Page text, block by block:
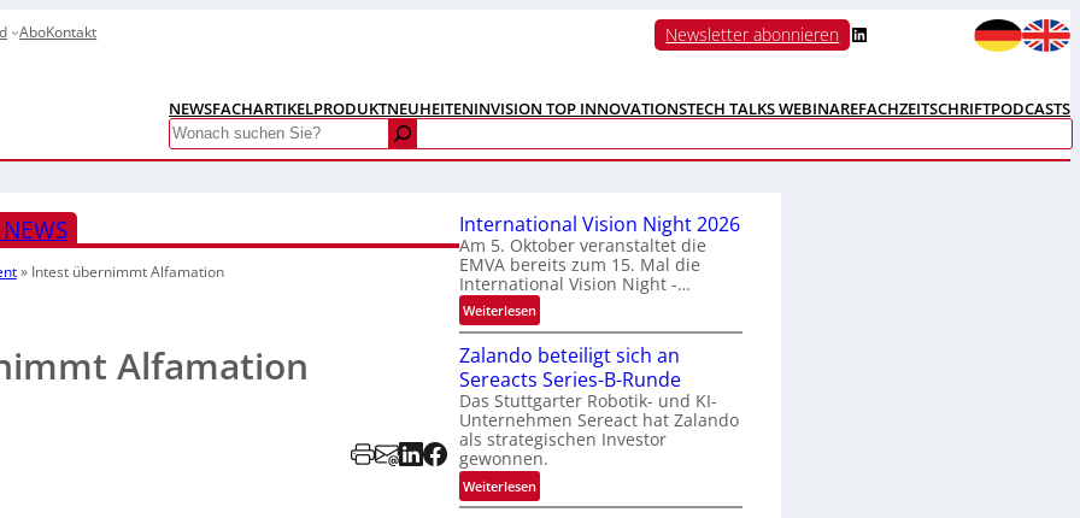
AboKontakt Newsletter abonnieren LinkedIn
NEWSFACHARTIKELPRODUKTNEUHEITENINVISION TOP INNOVATIONSTECH TALKS WEBINAREFACHZEITSCHRIFTPODCASTS
Search
» Intest übernimmt Alfamation
Alfamation
International Vision Night 2026
Am 5. Oktober veranstaltet die
EMVA bereits zum 15. Mal die
International Vision Night -…
Weiterlesen:
I
n
t
e
r
n
a
t
Zalando beteiligt sich an
Sereacts Series-B-Runde
Das Stuttgarter Robotik- und KI-
Unternehmen Sereact hat Zalando
als strategischen Investor
gewonnen.
Weiterlesen:
Z